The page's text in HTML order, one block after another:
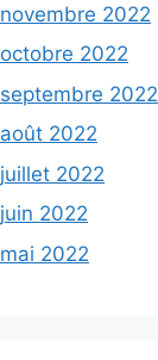
novembre 2022
octobre 2022
septembre 2022
août 2022
juillet 2022
juin 2022
mai 2022